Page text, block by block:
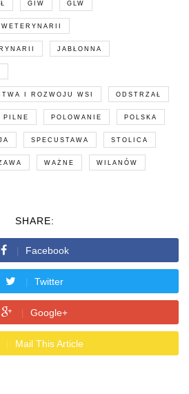
GIW GLW
JABŁONNA
I ROZWOJU WSI ODSTRZAŁ
PILNE POLOWANIE POLSKA
SPECUSTAWA STOLICA
WAŻNE WILANÓW
SHARE:
Facebook
Twitter
Google+
Mail This Article